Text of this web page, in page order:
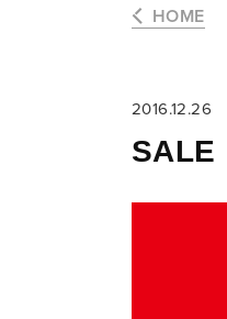
HOME
2016.12.26
SALE